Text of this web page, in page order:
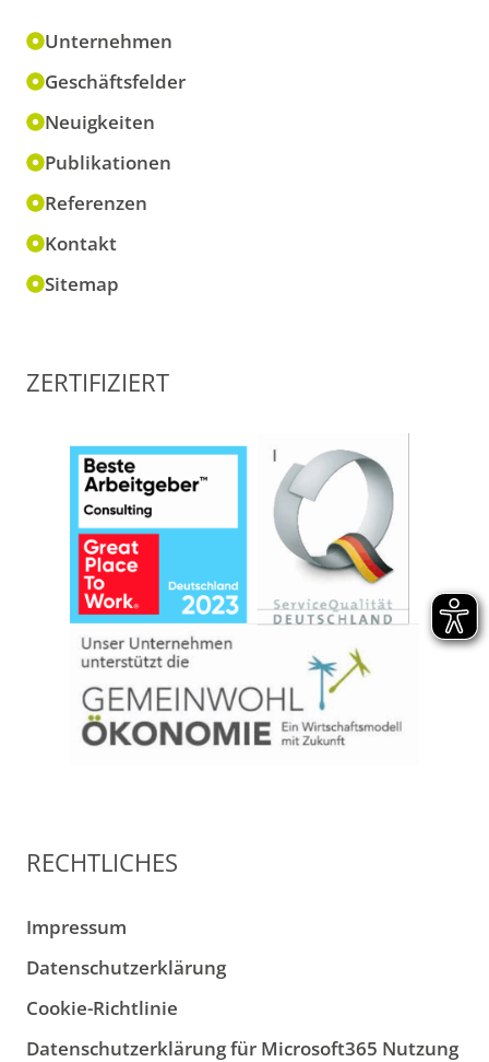
Unternehmen
Geschäftsfelder
Neuigkeiten
Publikationen
Referenzen
Kontakt
Sitemap
ZERTIFIZIERT
RECHTLICHES
Impressum
Datenschutzerklärung
Cookie-Richtlinie
Datenschutzerklärung für Microsoft365 Nutzung